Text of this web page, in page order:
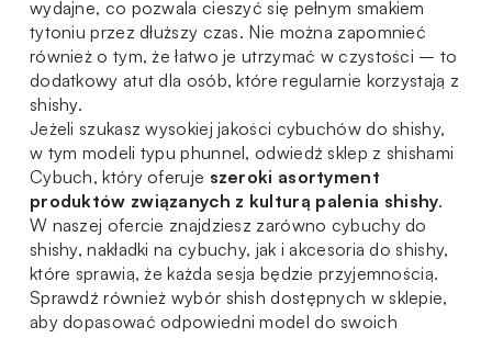
wydajne, co pozwala cieszyć się pełnym smakiem
tytoniu przez dłuższy czas. Nie można zapomnieć
również o tym, że łatwo je utrzymać w czystości – to
dodatkowy atut dla osób, które regularnie korzystają z
shishy.
Jeżeli szukasz wysokiej jakości cybuchów do shishy,
w tym modeli typu phunnel, odwiedź sklep z shishami
Cybuch, który oferuje szeroki asortyment
produktów związanych z kulturą palenia shishy.
W naszej ofercie znajdziesz zarówno cybuchy do
shishy,nakładki na cybuchy, jak i akcesoria do shishy,
które sprawią, że każda sesja będzie przyjemnością.
Sprawdź również wybór shish dostępnych w sklepie,
aby dopasować odpowiedni model do swoich